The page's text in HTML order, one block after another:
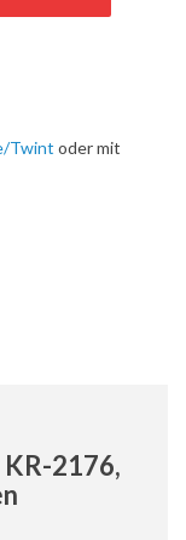
Twint oder mit
2176,